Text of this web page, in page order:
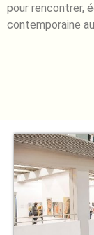
pour rencontrer,
contemporaine